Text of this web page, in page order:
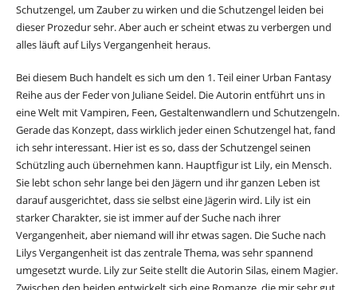
Schutzengel, um Zauber zu wirken und die Schutzengel leiden bei
dieser Prozedur sehr. Aber auch er scheint etwas zu verbergen und
alles läuft auf Lilys Vergangenheit heraus.
Bei diesem Buch handelt es sich um den 1. Teil einer Urban Fantasy
Reihe aus der Feder von Juliane Seidel. Die Autorin entführt uns in
eine Welt mit Vampiren, Feen, Gestaltenwandlern und Schutzengeln.
Gerade das Konzept, dass wirklich jeder einen Schutzengel hat, fand
ich sehr interessant. Hier ist es so, dass der Schutzengel seinen
Schützling auch übernehmen kann. Hauptfigur ist Lily, ein Mensch.
Sie lebt schon sehr lange bei den Jägern und ihr ganzen Leben ist
darauf ausgerichtet, dass sie selbst eine Jägerin wird. Lily ist ein
starker Charakter, sie ist immer auf der Suche nach ihrer
Vergangenheit, aber niemand will ihr etwas sagen. Die Suche nach
Lilys Vergangenheit ist das zentrale Thema, was sehr spannend
umgesetzt wurde. Lily zur Seite stellt die Autorin Silas, einem Magier.